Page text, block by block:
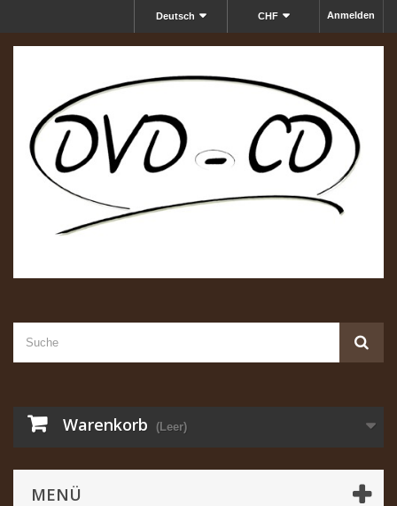
Anmelden
CHF
Deutsch
Warenkorb (Leer)
MENÜ